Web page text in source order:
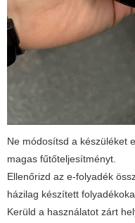
Ne módosítsd a készüléket
magas fűtőteljesítményt.
Ellenőrizd az e-folyadék
házilag készített
Kerüld a használatot zárt